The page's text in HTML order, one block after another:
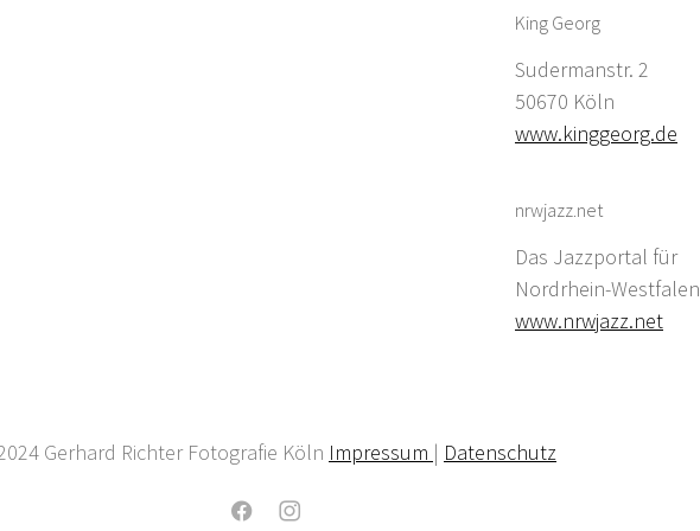
King Georg
Sudermanstr. 2
50670 Köln
www.kinggeorg.de
nrwjazz.net
Das Jazzportal für
Nordrhein-Westfalen
www.nrwjazz.net
Gerhard Richter Fotografie Köln Impressum | Datenschutz
FacebookInstagram